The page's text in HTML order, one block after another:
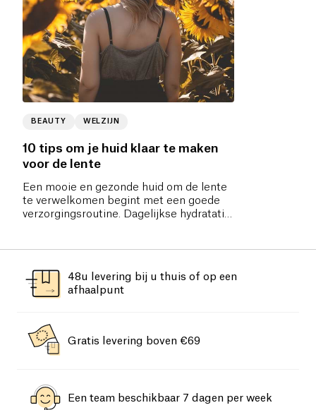
BEAUTY WELZIJN
10 tips om je huid klaar te maken
voor de lente
Een mooie en gezonde huid om de lente
te verwelkomen begint met een goede
verzorgingsroutine. Dagelijkse hydratatie,
48u levering bij u thuis of op een
afhaalpunt
Gratis levering boven €69
Een team beschikbaar 7 dagen per week